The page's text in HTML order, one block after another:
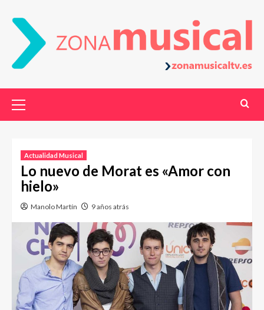
Actualidad Musical
Lo nuevo de Morat es «Amor con
hielo»
Manolo Martín 9 años atrás